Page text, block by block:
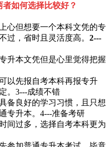
如何选择比较好？
心但想要一个本科文凭的专
过，省时且灵活度高。 2---
升本文凭但是心里觉得把握
以先报自考本科再报专升
。3---成绩不错
备良好的学习习惯，且只想
专升本。4---准备考研
间过多，选择自考本科更为